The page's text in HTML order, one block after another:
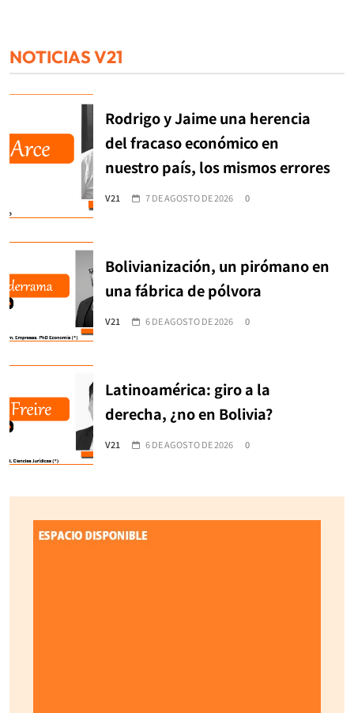
NOTICIAS V21
Rodrigo y Jaime una herencia
del fracaso económico en
nuestro país, los mismos errores
V21 7 DE AGOSTO DE 2026 0
Bolivianización, un pirómano en
una fábrica de pólvora
V21 6 DE AGOSTO DE 2026 0
Latinoamérica: giro a la
derecha, ¿no en Bolivia?
V21 6 DE AGOSTO DE 2026 0